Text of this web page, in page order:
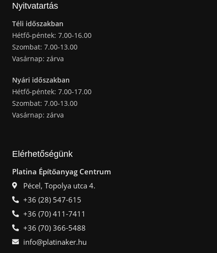
Nyitvatartás
Téli időszakban
Hétfő-péntek: 7.00-16.00
Szombat: 7.00-13.00
Vasárnap: zárva
Nyári időszakban
Hétfő-péntek: 7.00-17.00
Szombat: 7.00-13.00
Vasárnap: zárva
Elérhetőségünk
Platina Építőanyag Centrum
Pécel, Topolya utca 4.
+36 (28) 547-615
+36 (70) 411-7411
+36 (70) 366-5488
info@platinaker.hu